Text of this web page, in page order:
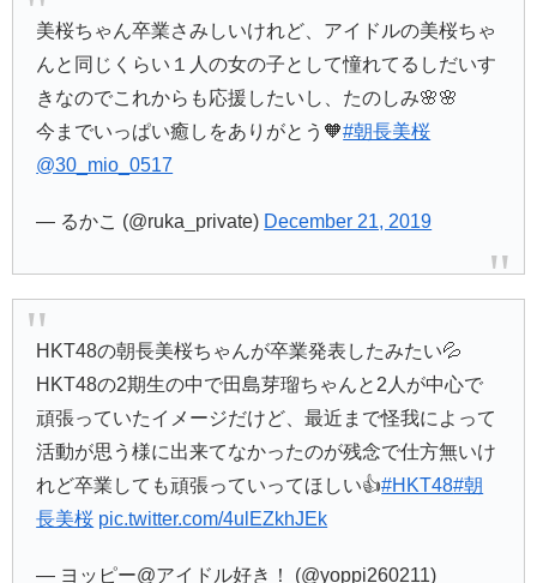
美桜ちゃん卒業さみしいけれど、アイドルの美桜ちゃ
んと同じくらい１人の女の子として憧れてるしだいす
きなのでこれからも応援したいし、たのしみ🌸🌸
今までいっぱい癒しをありがとう🧡#朝長美桜
@30_mio_0517
— るかこ (@ruka_private) December 21, 2019
HKT48の朝長美桜ちゃんが卒業発表したみたい💦
HKT48の2期生の中で田島芽瑠ちゃんと2人が中心で
頑張っていたイメージだけど、最近まで怪我によって
活動が思う様に出来てなかったのが残念で仕方無いけ
れど卒業しても頑張っていってほしい👍#HKT48#朝
長美桜 pic.twitter.com/4ulEZkhJEk
— ヨッピー@アイドル好き！ (@yoppi260211)